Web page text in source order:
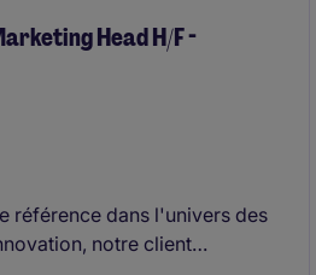
Head H/F -
référence dans l'univers des
notre client